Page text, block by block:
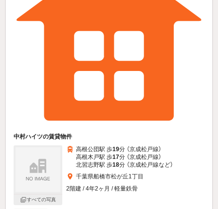
中村ハイツの賃貸物件
すべての写真
高根公団駅 歩19分 （京成松戸線）
高根木戸駅 歩17分 （京成松戸線）
北習志野駅 歩18分 （京成松戸線など）
千葉県船橋市松が丘1丁目
2階建 / 4年2ヶ月 / 軽量鉄骨